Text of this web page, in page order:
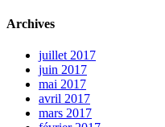
Archives
juillet 2017
juin 2017
mai 2017
avril 2017
mars 2017